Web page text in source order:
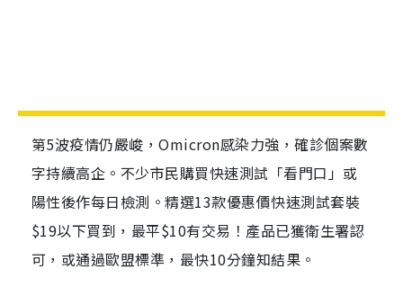
第5波疫情仍嚴峻，Omicron感染力強，確診個案數
字持續高企。不少市民購買快速測試「看門口」或
陽性後作每日檢測。精選13款優惠價快速測試套裝
$19以下買到，最平$10有交易！產品已獲衛生署認
可，或通過歐盟標準，最快10分鐘知結果。